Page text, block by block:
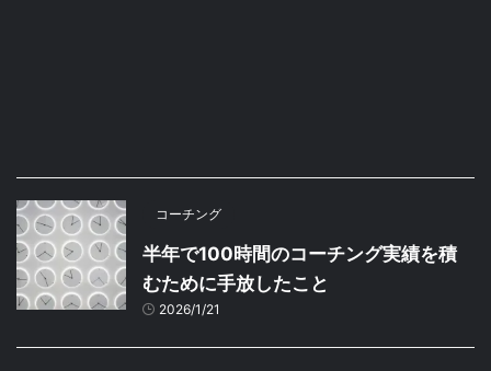
コーチング
半年で100時間のコーチング実績を積
むために手放したこと
2026/1/21